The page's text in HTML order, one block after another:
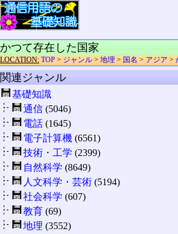
かつて存在した国家
LOCATION: TOP > ジャンル > 地理 > 国名 > アジア >
関連ジャンル
基礎知識
通信 (5046)
電話 (1645)
電子計算機 (6561)
技術・工学 (2399)
自然科学 (8649)
人文科学・芸術 (5194)
社会科学 (607)
教育 (69)
地理 (3552)